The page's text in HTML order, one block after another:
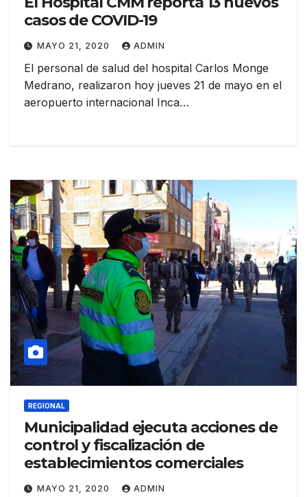
casos de COVID-19
MAYO 21, 2020 ADMIN
El personal de salud del hospital Carlos Monge
Medrano, realizaron hoy jueves 21 de mayo en el
aeropuerto internacional Inca…
REGIONAL
Municipalidad ejecuta acciones de
control y fiscalización de
establecimientos comerciales
MAYO 21, 2020 ADMIN